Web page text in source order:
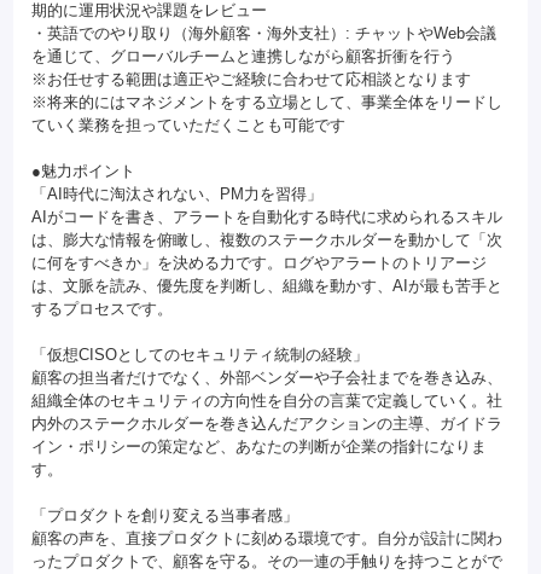
期的に運用状況や課題をレビュー
・英語でのやり取り（海外顧客・海外支社）: チャットやWeb会議
を通じて、グローバルチームと連携しながら顧客折衝を行う
※お任せする範囲は適正やご経験に合わせて応相談となります
※将来的にはマネジメントをする立場として、事業全体をリードし
ていく業務を担っていただくことも可能です
●魅力ポイント
「AI時代に淘汰されない、PM力を習得」
AIがコードを書き、アラートを自動化する時代に求められるスキル
は、膨大な情報を俯瞰し、複数のステークホルダーを動かして「次
に何をすべきか」を決める力です。ログやアラートのトリアージ
は、文脈を読み、優先度を判断し、組織を動かす、AIが最も苦手と
するプロセスです。
「仮想CISOとしてのセキュリティ統制の経験」
顧客の担当者だけでなく、外部ベンダーや子会社までを巻き込み、
組織全体のセキュリティの方向性を自分の言葉で定義していく。社
内外のステークホルダーを巻き込んだアクションの主導、ガイドラ
イン・ポリシーの策定など、あなたの判断が企業の指針になりま
す。
「プロダクトを創り変える当事者感」
顧客の声を、直接プロダクトに刻める環境です。自分が設計に関わ
ったプロダクトで、顧客を守る。その一連の手触りを持つことがで